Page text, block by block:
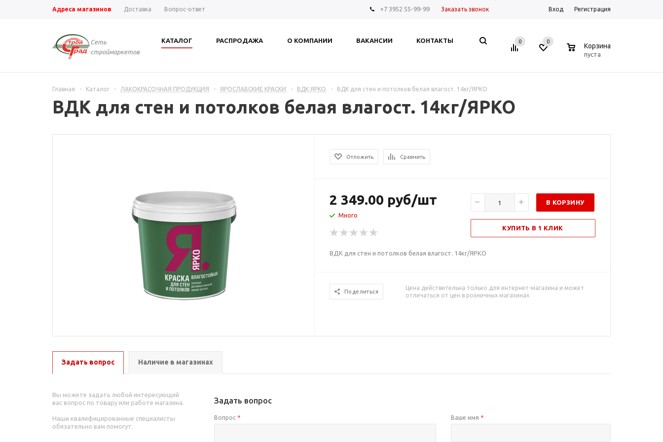
Адреса магазинов Доставка Вопрос-ответ +7 3952 55-99-99 Заказать звонок Вход Регистрация
Сеть
строймаркетов
КАТАЛОГ РАСПРОДАЖА О КОМПАНИИ ВАКАНСИИ КОНТАКТЫ 0 0
Корзина
пуста
Главная - Каталог - ЛАКОКРАСОЧНАЯ ПРОДУКЦИЯ - ЯРОСЛАВСКИЕ КРАСКИ - ВДК ЯРКО - ВДК для стен и потолков белая влагост. 14кг/ЯРКО
ВДК для стен и потолков белая влагост. 14кг/ЯРКО
Отложить Сравнить
2 349.00 руб/шт
Много
В КОРЗИНУ
КУПИТЬ В 1 КЛИК
ВДК для стен и потолков белая влагост. 14кг/ЯРКО
Поделиться
Цена действительна только для интернет-магазина и может
отличаться от цен в розничных магазинах
Задать вопрос Наличие в магазинах
Вы можете задать любой интересующий
вас вопрос по товару или работе магазина.
Наши квалифицированные специалисты
обязательно вам помогут.
Задать вопрос
Вопрос * Ваше имя *